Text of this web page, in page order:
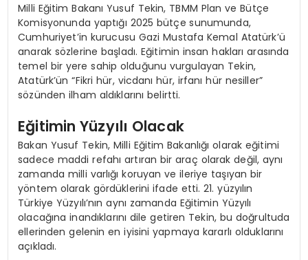
Milli Eğitim Bakanı Yusuf Tekin, TBMM Plan ve Bütçe
Komisyonunda yaptığı 2025 bütçe sunumunda,
Cumhuriyet’in kurucusu Gazi Mustafa Kemal Atatürk’ü
anarak sözlerine başladı. Eğitimin insan hakları arasında
temel bir yere sahip olduğunu vurgulayan Tekin,
Atatürk’ün “Fikri hür, vicdanı hür, irfanı hür nesiller”
sözünden ilham aldıklarını belirtti.
Eğitimin Yüzyılı Olacak
Bakan Yusuf Tekin, Milli Eğitim Bakanlığı olarak eğitimi
sadece maddi refahı artıran bir araç olarak değil, aynı
zamanda milli varlığı koruyan ve ileriye taşıyan bir
yöntem olarak gördüklerini ifade etti. 21. yüzyılın
Türkiye Yüzyılı’nın aynı zamanda Eğitimin Yüzyılı
olacağına inandıklarını dile getiren Tekin, bu doğrultuda
ellerinden gelenin en iyisini yapmaya kararlı olduklarını
açıkladı.